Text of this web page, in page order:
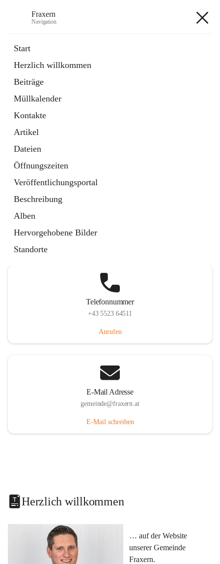
Fraxern
Navigation
Start
Herzlich willkommen
Beiträge
Müllkalender
Kontakte
Artikel
Dateien
Öffnungszeiten
Veröffentlichungsportal
Beschreibung
Alben
Hervorgehobene Bilder
Standorte
Ordner
in
Tab
Formulare
Artikel
öffnet
in
neuem
Tab
Telefonnummer
+43 5523 64511
Anrufen
E-Mail Adresse
gemeinde@fraxern.at
E-Mail schreiben
Herzlich willkommen
… auf der Website
unserer Gemeinde
Fraxern.